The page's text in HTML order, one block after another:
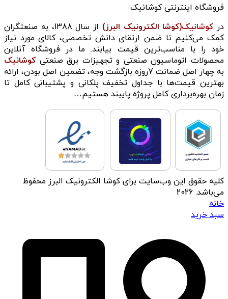
فروشگاه اینترنتی کوشانیک
در کوشانیک(کوشا الکترونیک البرز)
از سال 1388، به صنعتگران
کمک می‌کنیم تا ضمن ارتقای دانش تخصصی، کالای مورد نیاز
خود را با مناسب‌ترین قیمت بیابند. ما در فروشگاه آنلاین
محصولات اتوماسیون صنعتی و تجهیزات برق صنعتی کوشانیک
به چهار اصل ضمانت 7روزه بازگشت وجه، تضمین اصل بودن، ارائه
بهترین قیمت‌ها با جداول تخفیف پلکانی و پشتیبانی کامل تا
زمان بهره‌برداری کامل پروژه پایبند هستیم….
کلیه حقوق این وب‌سایت برای کوشا الکترونیک البرز محفوظ
می‌باشد. 2026
خانه
سبد خرید